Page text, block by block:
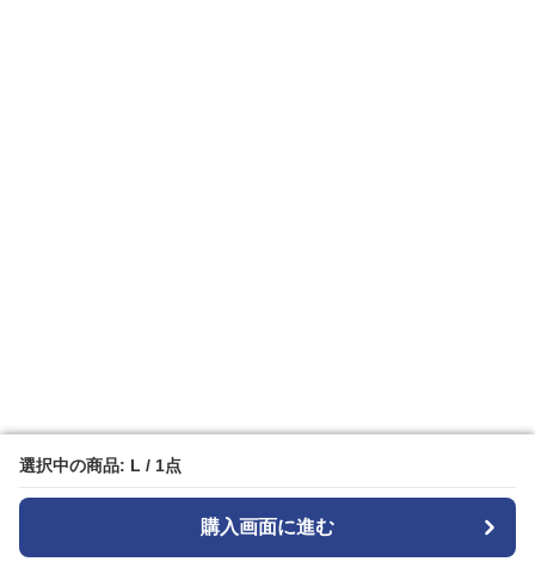
選択中の商品: L / 1点
購入画面に進む
選択中の商品: L / 1点
購入画面に進む